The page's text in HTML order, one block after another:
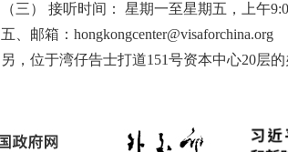
（三） 接听时间： 星期一至星期五，上午
五、邮箱：hongkongcenter@visaforchina.org
另，位于湾仔告士打道151号资本中心20层